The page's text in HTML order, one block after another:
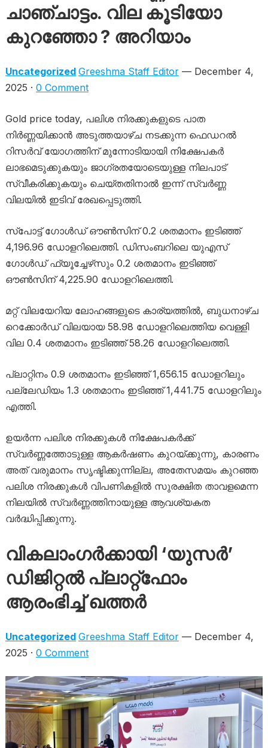
ചാഞ്ചാട്ടം. വില കൂടിയോ
കുറഞ്ഞോ ? അറിയാം
Uncategorized Greeshma Staff Editor— December 4,
2025 · 0 Comment
Gold price today, പലിശ നിരക്കുകളുടെ പാത
നിർണ്ണയിക്കാൻ അടുത്തയാഴ്ച നടക്കുന്ന ഫെഡറൽ
റിസർവ് യോഗത്തിന് മുന്നോടിയായി നിക്ഷേപകർ
ലാഭമെടുക്കുകയും ജാഗ്രതയോടെയുള്ള നിലപാട്
സ്വീകരിക്കുകയും ചെയ്തതിനാൽ ഇന്ന് സ്വർണ്ണ
വിലയിൽ ഇടിവ് രേഖപ്പെടുത്തി.
സ്‌പോട്ട് ഗോൾഡ് ഔൺസിന് 0.2 ശതമാനം ഇടിഞ്ഞ്
4,196.96 ഡോളറിലെത്തി. ഡിസംബറിലെ യുഎസ്
ഗോൾഡ് ഫ്യൂച്ചേഴ്‌സും 0.2 ശതമാനം ഇടിഞ്ഞ്
ഔൺസിന് 4,225.90 ഡോളറിലെത്തി.
മറ്റ് വിലയേറിയ ലോഹങ്ങളുടെ കാര്യത്തിൽ, ബുധനാഴ്ച
റെക്കോർഡ് വിലയായ 58.98 ഡോളറിലെത്തിയ വെള്ളി
വില 0.4 ശതമാനം ഇടിഞ്ഞ് 58.26 ഡോളറിലെത്തി.
പ്ലാറ്റിനം 0.9 ശതമാനം ഇടിഞ്ഞ് 1,656.15 ഡോളറിലും
പല്ലേഡിയം 1.3 ശതമാനം ഇടിഞ്ഞ് 1,441.75 ഡോളറിലും
എത്തി.
ഉയർന്ന പലിശ നിരക്കുകൾ നിക്ഷേപകർക്ക്
സ്വർണ്ണത്തോടുള്ള ആകർഷണം കുറയ്ക്കുന്നു, കാരണം
അത് വരുമാനം സൃഷ്ടിക്കുന്നില്ല, അതേസമയം കുറഞ്ഞ
പലിശ നിരക്കുകൾ വിപണികളിൽ സുരക്ഷിത താവളമെന്ന
നിലയിൽ സ്വർണ്ണത്തിനായുള്ള ആവശ്യകത
വർദ്ധിപ്പിക്കുന്നു.
വികലാംഗർക്കായി ‘യുസർ’
ഡിജിറ്റൽ പ്ലാറ്റ്‌ഫോം
ആരംഭിച്ച് ഖത്തർ
Uncategorized Greeshma Staff Editor— December 4,
2025 · 0 Comment